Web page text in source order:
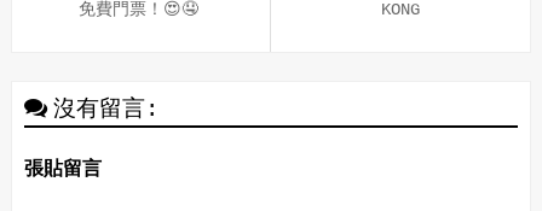
KONG
免費門票！😍🤤
沒有留言:
張貼留言